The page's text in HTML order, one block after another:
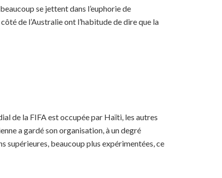
se jettent dans l’euphorie de
de l’Australie ont l’habitude de dire que la
de la FIFA est occupée par Haïti, les autres
a gardé son organisation, à un degré
supérieures, beaucoup plus expérimentées, ce